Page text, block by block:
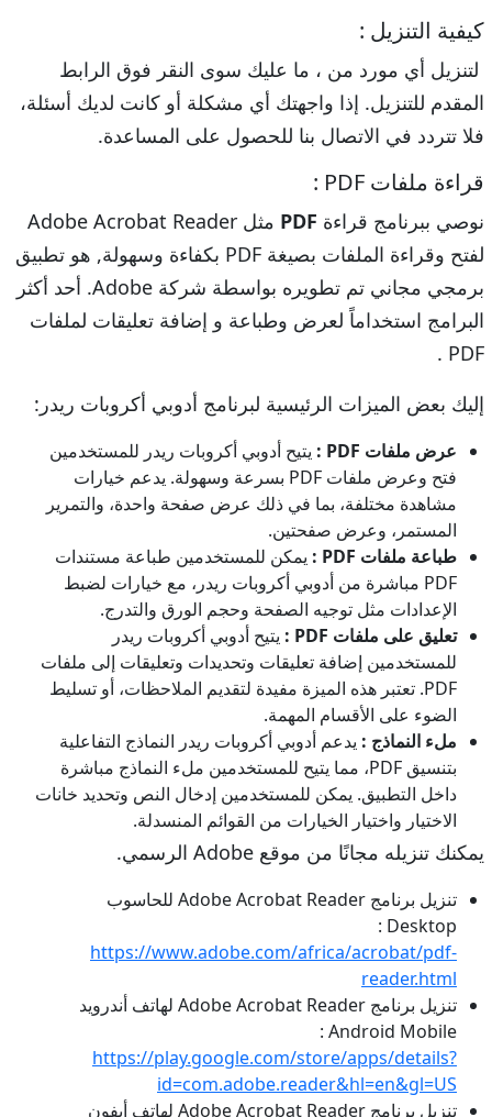
كيفية التنزيل :
لتنزيل أي مورد من ، ما عليك سوى النقر فوق الرابط
المقدم للتنزيل. إذا واجهتك أي مشكلة أو كانت لديك أسئلة،
فلا تتردد في الاتصال بنا للحصول على المساعدة.
قراءة ملفات PDF :
نوصي ببرنامج قراءة PDF
مثل Adobe Acrobat Reader
لفتح وقراءة الملفات بصيغة PDF بكفاءة وسهولة, هو تطبيق
برمجي مجاني تم تطويره بواسطة شركة Adobe. أحد أكثر
البرامج استخداماً لعرض وطباعة و إضافة تعليقات لملفات
PDF .
إليك بعض الميزات الرئيسية لبرنامج أدوبي أكروبات ريدر:
عرض ملفات PDF :
يتيح أدوبي أكروبات ريدر للمستخدمين
فتح وعرض ملفات PDF بسرعة وسهولة. يدعم خيارات
مشاهدة مختلفة، بما في ذلك عرض صفحة واحدة، والتمرير
المستمر، وعرض صفحتين.
طباعة ملفات PDF :
يمكن للمستخدمين طباعة مستندات
PDF مباشرة من أدوبي أكروبات ريدر، مع خيارات لضبط
الإعدادات مثل توجيه الصفحة وحجم الورق والتدرج.
تعليق على ملفات PDF :
يتيح أدوبي أكروبات ريدر
للمستخدمين إضافة تعليقات وتحديدات وتعليقات إلى ملفات
PDF. تعتبر هذه الميزة مفيدة لتقديم الملاحظات، أو تسليط
الضوء على الأقسام المهمة.
ملء النماذج : يدعم أدوبي أكروبات ريدر النماذج التفاعلية
بتنسيق PDF، مما يتيح للمستخدمين ملء النماذج مباشرة
داخل التطبيق. يمكن للمستخدمين إدخال النص وتحديد خانات
الاختيار واختيار الخيارات من القوائم المنسدلة.
يمكنك تنزيله مجانًا من موقع Adobe الرسمي.
تنزيل برنامج Adobe Acrobat Reader للحاسوب
Desktop :
https://www.adobe.com/africa/acrobat/pdf-
reader.html
تنزيل برنامج Adobe Acrobat Reader لهاتف أندرويد
Android Mobile :
https://play.google.com/store/apps/details?
id=com.adobe.reader&hl=en&gl=US
تنزيل برنامج Adobe Acrobat Reader لهاتف أيفون